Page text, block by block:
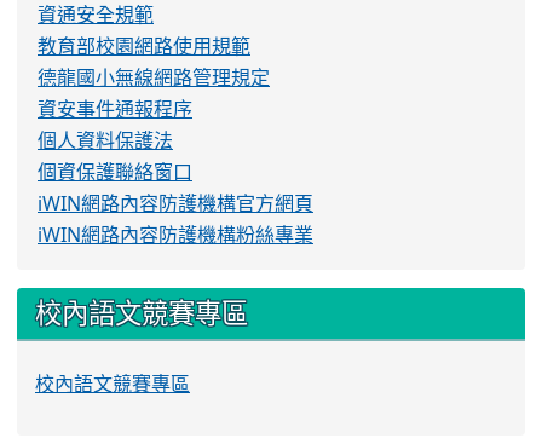
資通安全規範
教育部校園網路使用規範
德龍國小無線網路管理規定
資安事件通報程序
個人資料保護法
個資保護聯絡窗口
iWIN網路內容防護機構官方網頁
iWIN網路內容防護機構粉絲專業
校內語文競賽專區
校內語文競賽專區